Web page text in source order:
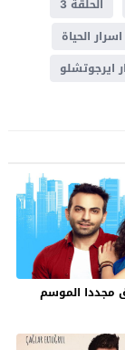
الحلقة 3
الحياة
ايرجوتشلو
الموسم